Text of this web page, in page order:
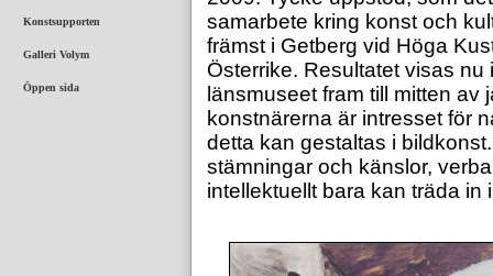
samarbete kring konst och
främst i Getberg vid Höga
Österrike. Resultatet visas nu
länsmuseet fram till mitten
konstnärerna är intresset för
detta kan gestaltas i
stämningar och känslor,
intellektuellt bara kan träda in